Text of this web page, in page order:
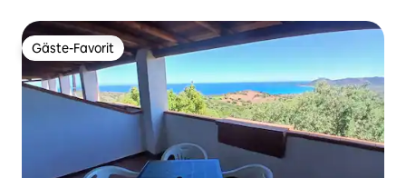
Gäste-Favorit
Gäste-Favorit